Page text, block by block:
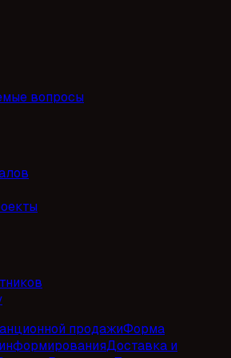
вопросы
продажиФорма
Доставка и